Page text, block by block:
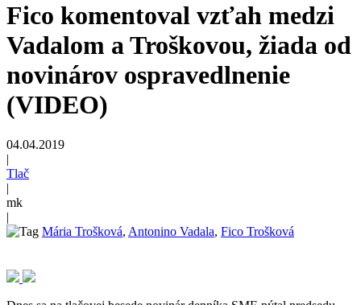
Fico komentoval vzťah medzi
Vadalom a Troškovou, žiada od
novinárov ospravedlnenie
(VIDEO)
04.04.2019
|
Tlač
|
mk
|
Mária Trošková, Antonino Vadala, Fico Trošková